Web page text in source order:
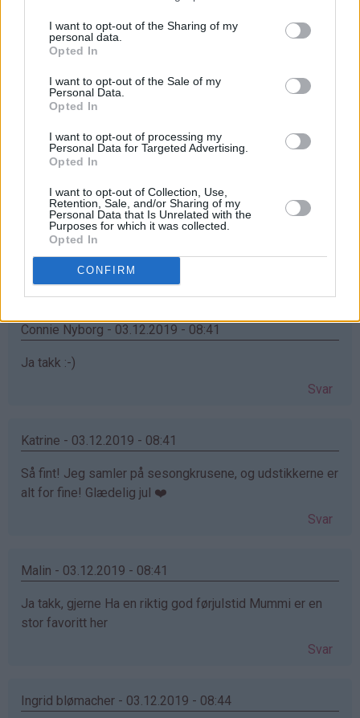
I want to opt-out of the Sharing of my
personal data.
Opted In
I want to opt-out of the Sale of my
Personal Data.
Opted In
I want to opt-out of processing my
Personal Data for Targeted Advertising.
Opted In
I want to opt-out of Collection, Use,
Retention, Sale, and/or Sharing of my
Personal Data that Is Unrelated with the
Purposes for which it was collected.
Opted In
CONFIRM
Svar
Maria - 03.12.2019 - 08:38
Inger Turid - 03.12.2019 - 08:40
Connie Nyborg - 03.12.2019 - 08:41
Ja takk :-)
Svar
Katrine - 03.12.2019 - 08:41
Så fint! Jeg samler på sesongkrusene, og udstikkerne er
alt for fine! Glædelig jul ❤️
Svar
Malin - 03.12.2019 - 08:41
Ja takk, gjerne Ha en riktig god førjulstid Mummi er en
stor favoritt her
Svar
Ingrid blømacher - 03.12.2019 - 08:44